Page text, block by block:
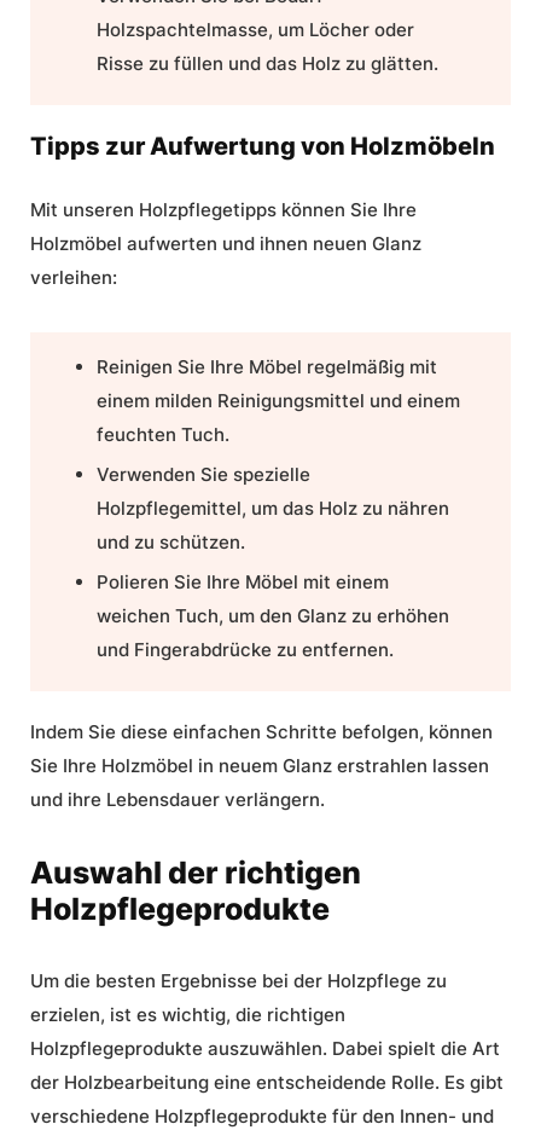
Holzspachtelmasse, um Löcher oder
Risse zu füllen und das Holz zu glätten.
Tipps zur Aufwertung von Holzmöbeln
Mit unseren Holzpflegetipps können Sie Ihre
Holzmöbel aufwerten und ihnen neuen Glanz
verleihen:
Reinigen Sie Ihre Möbel regelmäßig mit
einem milden Reinigungsmittel und einem
feuchten Tuch.
Verwenden Sie spezielle
Holzpflegemittel, um das Holz zu nähren
und zu schützen.
Polieren Sie Ihre Möbel mit einem
weichen Tuch, um den Glanz zu erhöhen
und Fingerabdrücke zu entfernen.
Indem Sie diese einfachen Schritte befolgen, können
Sie Ihre Holzmöbel in neuem Glanz erstrahlen lassen
und ihre Lebensdauer verlängern.
Auswahl der richtigen
Holzpflegeprodukte
Um die besten Ergebnisse bei der Holzpflege zu
erzielen, ist es wichtig, die richtigen
Holzpflegeprodukte auszuwählen. Dabei spielt die Art
der Holzbearbeitung eine entscheidende Rolle. Es gibt
verschiedene Holzpflegeprodukte für den Innen- und